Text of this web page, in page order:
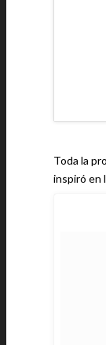
Toda la
inspiró en